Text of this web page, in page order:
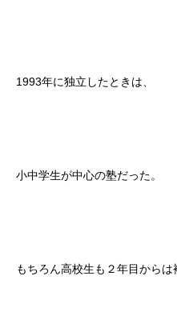
1993年に独立したときは、
小中学生が中心の塾だった。
もちろん高校生も２年目からは